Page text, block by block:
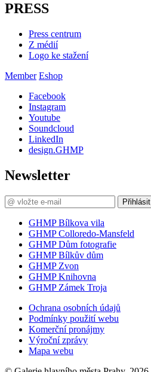
PRESS
Press centrum
Z médií
Logo ke stažení
Member Eshop
Facebook
Instagram
Youtube
Soundcloud
LinkedIn
design.GHMP
Newsletter
Přihlásit
GHMP Bílkova vila
GHMP Colloredo-Mansfeld
GHMP Dům fotografie
GHMP Bílkův dům
GHMP Zvon
GHMP Knihovna
GHMP Zámek Troja
Ochrana osobních údajů
Podmínky použití webu
Komerční pronájmy
Výroční zprávy
Mapa webu